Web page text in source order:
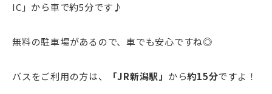
IC」から車で約5分です♪
無料の駐車場があるので、車でも安心ですね◎
バスをご利用の方は、 「JR新潟駅」 から約15分ですよ！